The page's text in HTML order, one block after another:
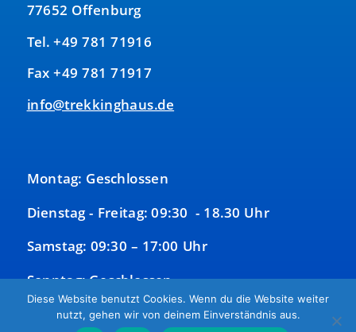
77652 Offenburg
Tel. +49 781 71916
Fax +49 781 71917
info@trekkinghaus.de
Montag: Geschlossen
Dienstag - Freitag: 09:30 - 18.30 Uhr
Samstag: 09:30 – 17:00 Uhr
Sonntag: Geschlossen
Diese Website benutzt Cookies. Wenn du die Website weiter
nutzt, gehen wir von deinem Einverständnis aus.